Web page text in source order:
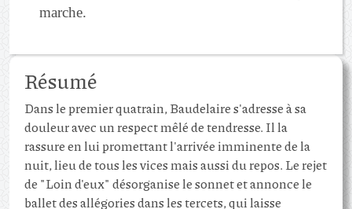
marche.
Résumé
Dans le premier quatrain, Baudelaire s'adresse à sa
douleur avec un respect mêlé de tendresse. Il la
rassure en lui promettant l'arrivée imminente de la
nuit, lieu de tous les vices mais aussi du repos. Le rejet
de "Loin d'eux" désorganise le sonnet et annonce le
ballet des allégories dans les tercets, qui laisse